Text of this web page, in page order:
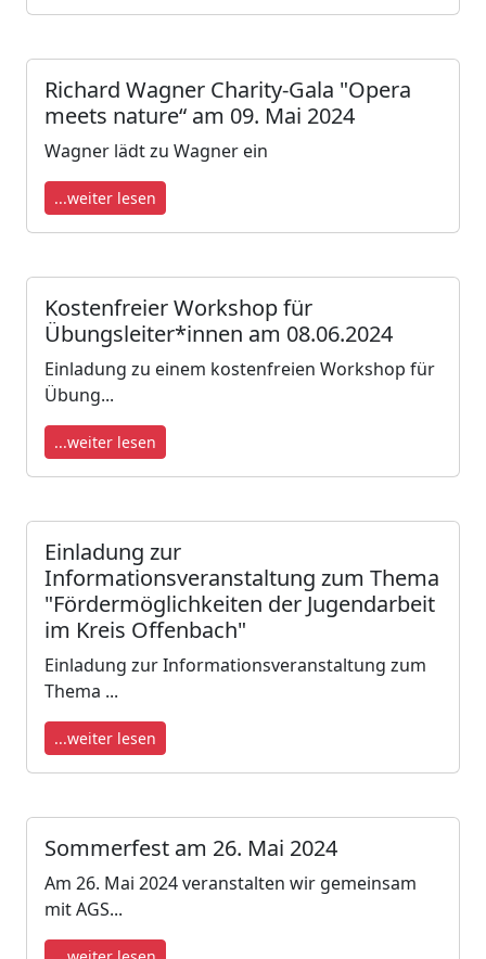
​​​​​​​Richard Wagner Charity-Gala "Opera
meets nature“ am 09. Mai 2024
Wagner lädt zu Wagner ein
...weiter lesen
Kostenfreier Workshop für
Übungsleiter*innen am 08.06.2024
Einladung zu einem kostenfreien Workshop für
Übung...
...weiter lesen
Einladung zur
Informationsveranstaltung zum Thema
"Fördermöglichkeiten der Jugendarbeit
im Kreis Offenbach"
Einladung zur Informationsveranstaltung zum
Thema ...
...weiter lesen
Sommerfest am 26. Mai 2024
Am 26. Mai 2024 veranstalten wir gemeinsam
mit AGS...